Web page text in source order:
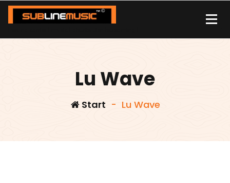
Zum
Inhalt
Lu Wave
Start - Lu Wave